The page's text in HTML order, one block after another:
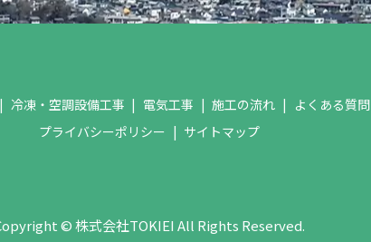
冷凍・空調設備工事 電気工事 施工の流れ よくある質問
プライバシーポリシー
サイトマップ
© 株式会社TOKIEI All Rights Reserved.